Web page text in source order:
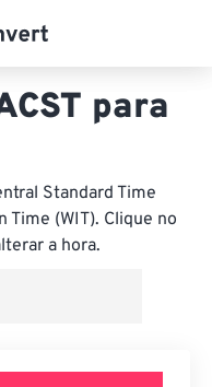
para
Standard Time
Time (WIT). Clique no
a hora.